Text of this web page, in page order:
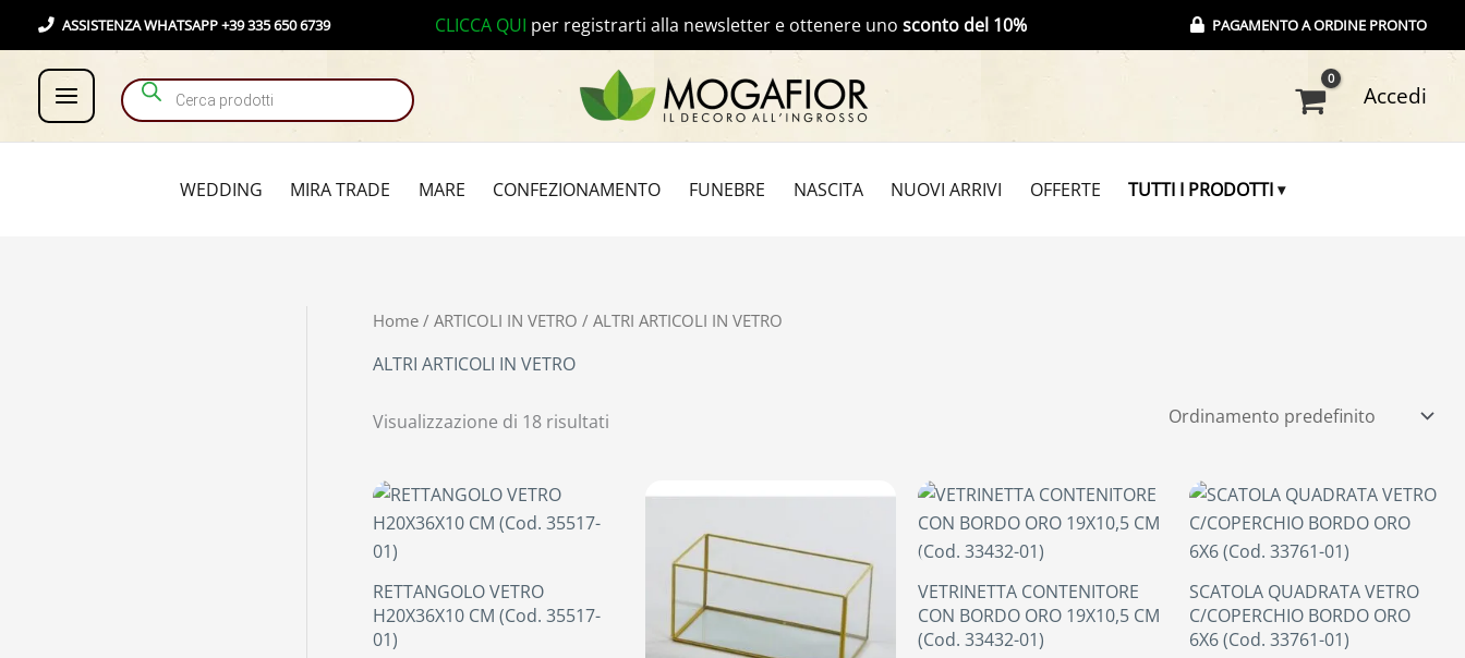
contenuto
ASSISTENZA WHATSAPP +39 335 650 6739 CLICCA QUI per registrarti alla newsletter e ottenere uno sconto del 10% PAGAMENTO A ORDINE PRONTO
Products search Accedi
WEDDING MIRA TRADE MARE CONFEZIONAMENTO FUNEBRE NASCITA NUOVI ARRIVI OFFERTE TUTTI I PRODOTTI
Home / ARTICOLI IN VETRO / ALTRI ARTICOLI IN VETRO
ALTRI ARTICOLI IN VETRO
Visualizzazione di 18 risultati
RETTANGOLO VETRO
H20X36X10 CM (Cod. 35517-
01)
VETRINETTA CONTENITORE
CON BORDO ORO 19X10,5 CM
(Cod. 33432-01)
SCATOLA QUADRATA VETRO
C/COPERCHIO BORDO ORO
6X6 (Cod. 33761-01)